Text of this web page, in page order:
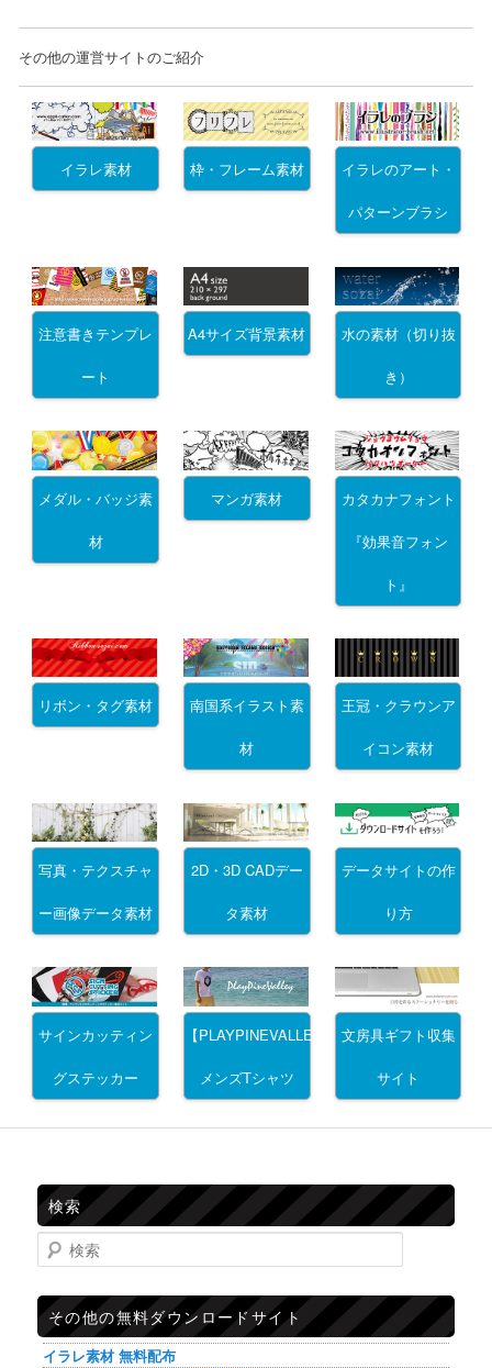
その他の運営サイトのご紹介
イラレ素材 枠・フレーム素材 イラレのアート・
パターンブラシ
注意書きテンプレ
ート
A4サイズ背景素材 水の素材（切り抜
き）
メダル・バッジ素
材
マンガ素材 カタカナフォント
『効果音フォン
ト』
リボン・タグ素材 南国系イラスト素
材
王冠・クラウンア
イコン素材
写真・テクスチャ
ー画像データ素材
2D・3D CADデー
タ素材
データサイトの作
り方
サインカッティン
グステッカー
【PLAYPINEVALLEY】
メンズTシャツ
文房具ギフト収集
サイト
検索
検索
その他の無料ダウンロードサイト
イラレ素材 無料配布